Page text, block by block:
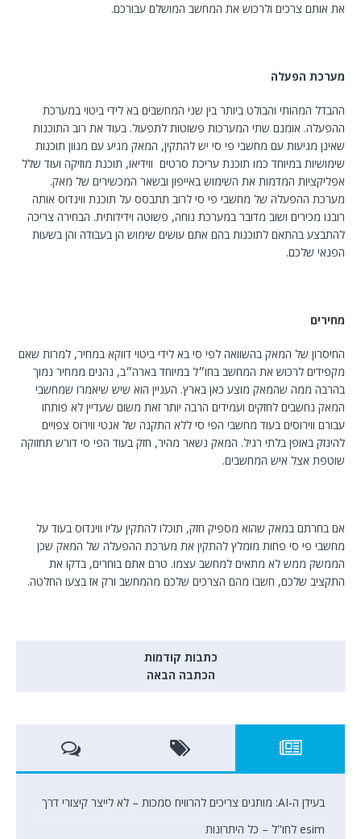
את אותם צרכים ולרכוש את המחשב המושלם עבורכם.
מערכת הפעלה
ההבדל המהותי והבולט ביותר בין שני המחשבים בא לידי ביטוי במערכת
ההפעלה. אומנם שתי המערכות פשוטות לתפעול. בעוד את רוב התוכנות
שאינן מגיעות עם מחשבי פי סי יש להתקין, המאק מגיע עם מגוון תוכנות
שימושיות במיוחד כמו תוכנת עריכת סרטים ווידיאו, תוכנת מוזיקה ועוד שלל
אפליקציות המדמות את השימוש באייפון ובשאר המכשירים של מאק.
מערכת ההפעלה של מחשבי פי סי לרוב תתבסס על תוכנת ווינדוס אותה
רובנו מכירים ושוב מדובר במערכת נוחה, פשוטה וידידותית. הבחירה צריכה
להתבצע בהתאם לתוכנות בהם אתם עושים שימוש הן בעבודה והן בשעות
הפנאי שלכם.
מחירים
החיסרון של המאק בהשוואה לפי סי בא לידי ביטוי דווקא במחיר, למרות שאם
מקפידים לרכוש את המחשב בחו״ל במיוחד בארה״ב, נהנים ממחיר נמוך
בהרבה ממה שהמאק מוצע כאן בארץ. העניין הוא שיש שיאמרו שמחשבי
המאק נחשבים לחזקים ועמידים הרבה יותר זאת משום שעדיין לא פותחו
עבורם ווירוסים בעוד מחשבי הפי סי ללא התקנה של אנטי ווירוס צפויים
להינזק באופן בלתי רגיל. המאק נשאר מהיר, חזק בעוד הפי סי דורש תחזוקה
שוטפת אצל איש המחשבים.
אם בחרתם במאק שהוא מספיק חזק, תוכלו להתקין עליו ווינדוס בעוד על
מחשבי פי סי פחות מומלץ להתקין את מערכת ההפעלה של המאק שכן
הממשק ממש לא מתאים למחשב עצמו. טרם אתם בוחרים, בדקו את
התקציב שלכם, חשבו מהם הצרכים שלכם מהמחשב ורק אז בצעו החלטה.
כתבות קודמות
הכתבה הבאה
בעידן ה-AI: מותגים צריכים להרוויח סמכות – לא לייצר קיצורי דרך
esim לחו"ל – כל היתרונות